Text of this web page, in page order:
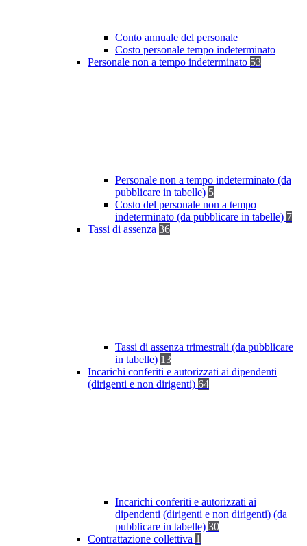
Conto annuale del personale
Costo personale tempo indeterminato
Personale non a tempo indeterminato 53
Personale non a tempo indeterminato (da
pubblicare in tabelle) 5
Costo del personale non a tempo
indeterminato (da pubblicare in tabelle) 7
Tassi di assenza 36
Tassi di assenza trimestrali (da pubblicare
in tabelle) 13
Incarichi conferiti e autorizzati ai dipendenti
(dirigenti e non dirigenti) 64
Incarichi conferiti e autorizzati ai
dipendenti (dirigenti e non dirigenti) (da
pubblicare in tabelle) 30
Contrattazione collettiva 1